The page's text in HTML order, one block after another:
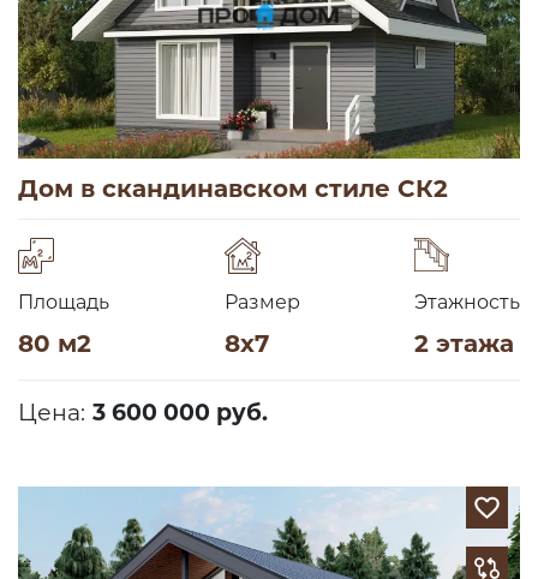
Дом в скандинавском стиле СК2
Площадь
80 м2
Размер
8х7
Этажность
2 этажа
Цена: 3 600 000 руб.